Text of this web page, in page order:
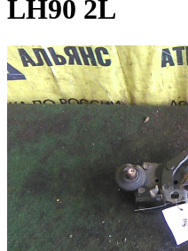
LH90 2L